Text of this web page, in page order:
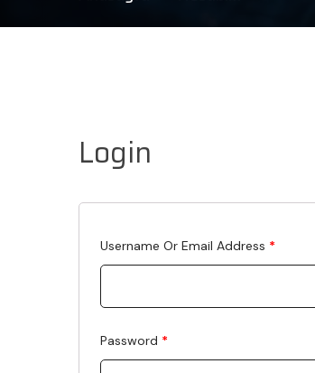
Login
Username Or Email Address *
Password *